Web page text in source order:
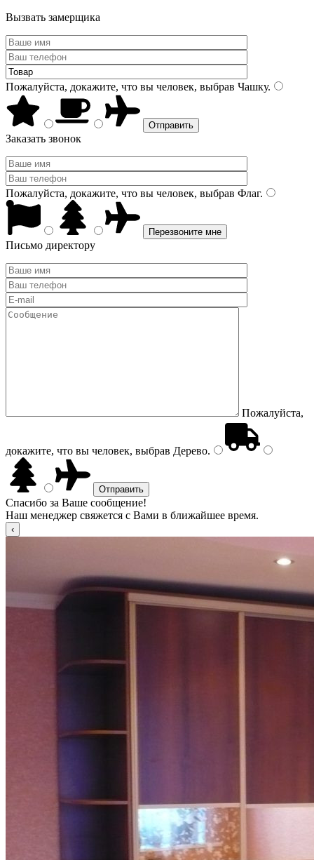
Вызвать замерщика
Пожалуйста, докажите, что вы человек, выбрав Чашку.
Заказать звонок
Пожалуйста, докажите, что вы человек, выбрав Флаг.
Письмо директору
Пожалуйста,
докажите, что вы человек, выбрав Дерево.
Спасибо за Ваше сообщение!
Наш менеджер свяжется с Вами в ближайшее время.